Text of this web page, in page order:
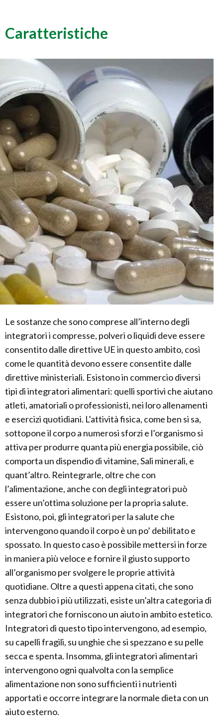
Caratteristiche
Le sostanze che sono comprese all’interno degli
integratori i compresse, polveri o liquidi deve essere
consentito dalle direttive UE in questo ambito, così
come le quantità devono essere consentite dalle
direttive ministeriali. Esistono in commercio diversi
tipi di integratori alimentari: quelli sportivi che aiutano
atleti, amatoriali o professionisti, nei loro allenamenti
e esercizi quotidiani. L’attività fisica, come ben si sa,
sottopone il corpo a numerosi sforzi e l’organismo si
attiva per produrre quanta più energia possibile, ciò
comporta un dispendio di vitamine, Sali minerali, e
quant’altro. Reintegrarle, oltre che con
l’alimentazione, anche con degli integratori può
essere un’ottima soluzione per la propria salute.
Esistono, poi, gli integratori per la salute che
intervengono quando il corpo è un po’ debilitato e
spossato. In questo caso è possibile mettersi in forze
in maniera più veloce e fornire il giusto supporto
all’organismo per svolgere le proprie attività
quotidiane. Oltre a questi appena citati, che sono
senza dubbio i più utilizzati, esiste un’altra categoria di
integratori che forniscono un aiuto in ambito estetico.
Integratori di questo tipo intervengono, ad esempio,
su capelli fragili, su unghie che si spezzano e su pelle
secca e spenta. Insomma, gli integratori alimentari
intervengono ogni qualvolta con la semplice
alimentazione non sono sufficienti i nutrienti
apportati e occorre integrare la normale dieta con un
aiuto esterno.